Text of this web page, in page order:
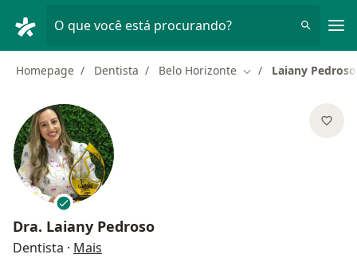
O que você está procurando?
Homepage Dentista Belo Horizonte Mudar de cidade
Laiany Pedroso
Dra. Laiany Pedroso
Dentista · Mais